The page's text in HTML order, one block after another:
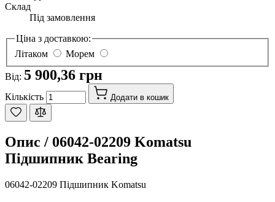
Склад
Під замовлення
Ціна з доставкою:
Літаком
Морем
Від: 5 900,36 грн
Кількість Додати в кошик
Опис / 06042-02209 Komatsu
Підшипник Bearing
06042-02209 Підшипник Komatsu